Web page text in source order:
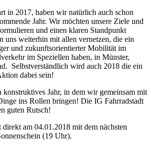
in 2017, haben wir natürlich auch schon
Jahr. Wir möchten unsere Ziele und
und einen klaren Standpunkt
uns weiterhin mit allen vernetzen, die ein
und zukunftsorientierter Mobilität im
im Speziellen haben, in Münster,
Selbstverständlich wird auch 2018 die ein
dabei sein!
konstruktives Jahr, in dem wir gemeinsam mit
ins Rollen bringen! Die IG Fahrradstadt
guten Rutsch!
direkt am 04.01.2018 mit dem nächsten
(19 Uhr).